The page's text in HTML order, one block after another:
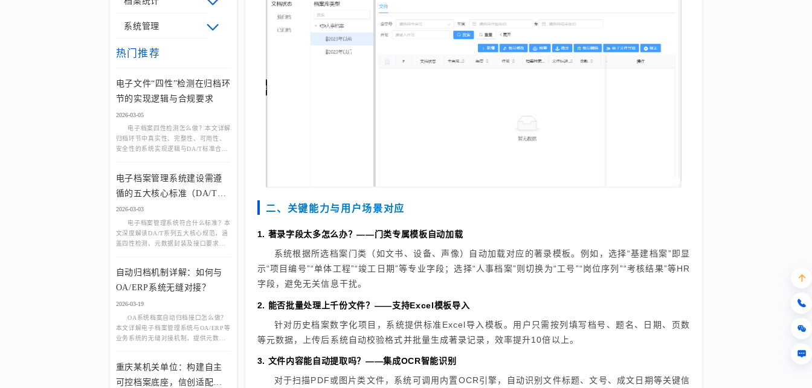
二、关键能力与用户场景对应
1. 著录字段太多怎么办？——门类专属模板自动加载
系统根据所选档案门类（如文书、设备、声像）自动加载对应的著录模板。例如，选择“基建档案”即显
示“项目编号”“单体工程”“竣工日期”等专业字段；选择“人事档案”则切换为“工号”“岗位序列”“考核结果”等HR
字段，避免无关信息干扰。
2. 能否批量处理上千份文件？——支持Excel模板导入
针对历史档案数字化项目，系统提供标准Excel导入模板。用户只需按列填写档号、题名、日期、页数
等元数据，上传后系统自动校验格式并批量生成著录记录，效率提升10倍以上。
3. 文件内容能自动提取吗？——集成OCR智能识别
对于扫描PDF或图片类文件，系统可调用内置OCR引擎，自动识别文件标题、文号、成文日期等关键信
系统管理
热门推荐
电子文件“四性”检测在归档环
节的实现逻辑与合规要求
2026-03-05
电子档案四性检测怎么做？本文详解
归档环节中真实性、完整性、可用性、
安全性的系统实现逻辑与DA/T标准合规
电子档案管理系统建设需遵
循的五大核心标准（DA/T系
列解读）
2026-03-03
电子档案管理系统符合什么标准？本
文深度解读DA/T系列五大核心规范，涵
盖四性检测、元数据封装及接口要求，
自动归档机制详解：如何与
OA/ERP系统无缝对接？
2026-03-19
OA系统档案自动归档接口怎么做？
本文详解电子档案管理系统与OA/ERP等
业务系统的无缝对接机制，提供元数据
档。
重庆某机关单位：构建自主
可控档案底座，信创适配实